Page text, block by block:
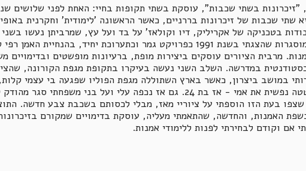
"זיכרונות בשתי שכבות", עוסקת בשתי תקופות בחיי: האחת לפני שלושים
שתי שכבות של זיכרונות בררניים, כאשר הראשונה 'לימודית' וחקרנית
בטכניקה של אקריליק, דיו וקולאז' על בד ועל עץ, שמרביתן נעשו
מרבית הציורים עוסקים ביצירות מופת, ברעיונות מופשטים ובדימויים
במדרשה. השלב השני נעשה בעיקרו בתקופת מגפת הקורונה,
במושב ביצרון, כאשר בארץ השתוללה מגפת הפוליו שפגעה בי עצמי
בעת הזו הוספתי על ציוריי מאז, מבלי לכסותם בשכבת צבע חדשה.
האמנות, והחדשה, שהתאמתי מעליה, עוסקת בדימויים שמקורם
אם וקודם לבחירתי לפנות ללימודי אמנות.